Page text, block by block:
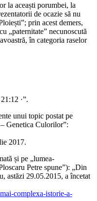
la aceaști porumbei, la
de ocazie să nu
prin acest demers,
„paternitate” necunoscută
în categoria raselor
·”.
unui topic postat pe
Genetica Culorilor”:
2017.
și pe „lumea-
Petre spune”): „Din
astăzi 29.05.2015, a încetat
complexa-istorie-a-